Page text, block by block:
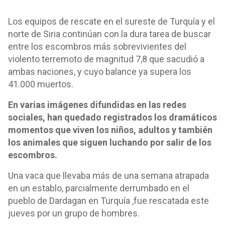
Los equipos de rescate en el sureste de Turquía y el
norte de Siria continúan con la dura tarea de buscar
entre los escombros más sobrevivientes del
violento terremoto de magnitud 7,8 que sacudió a
ambas naciones, y cuyo balance ya supera los
41.000 muertos.
En varias imágenes difundidas en las redes
sociales, han quedado registrados los dramáticos
momentos que viven los niños, adultos y también
los animales que siguen luchando por salir de los
escombros.
Una vaca que llevaba más de una semana atrapada
en un establo, parcialmente derrumbado en el
pueblo de Dardagan en Turquía ,fue rescatada este
jueves por un grupo de hombres.